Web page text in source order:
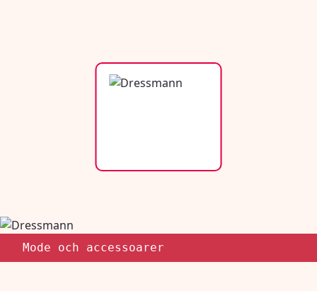
Mode och accessoarer